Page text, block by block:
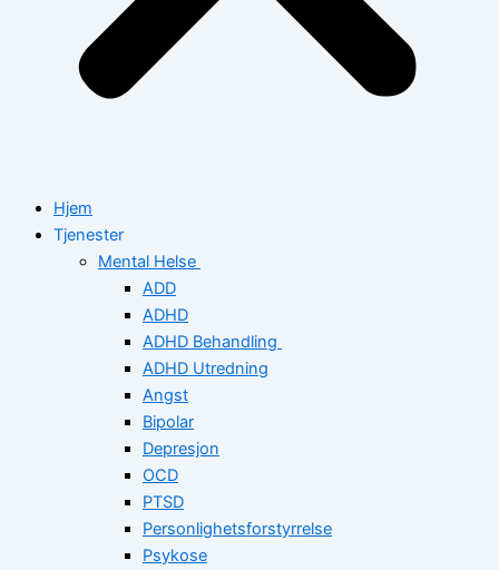
Hjem
Tjenester
Mental Helse
ADD
ADHD
ADHD Behandling
ADHD Utredning
Angst
Bipolar
Depresjon
OCD
PTSD
Personlighetsforstyrrelse
Psykose